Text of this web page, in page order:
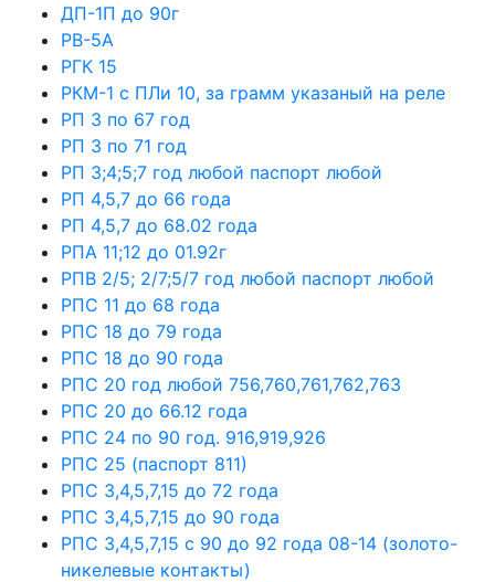
ДП-1П до 90г
РВ-5А
РГК 15
РКМ-1 с ПЛи 10, за грамм указаный на реле
РП 3 по 67 год
РП 3 по 71 год
РП 3;4;5;7 год любой паспорт любой
РП 4,5,7 до 66 года
РП 4,5,7 до 68.02 года
РПА 11;12 до 01.92г
РПВ 2/5; 2/7;5/7 год любой паспорт любой
РПС 11 до 68 года
РПС 18 до 79 года
РПС 18 до 90 года
РПС 20 год любой 756,760,761,762,763
РПС 20 до 66.12 года
РПС 24 по 90 год. 916,919,926
РПС 25 (паспорт 811)
РПС 3,4,5,7,15 до 72 года
РПС 3,4,5,7,15 до 90 года
РПС 3,4,5,7,15 с 90 до 92 года 08-14 (золото-
никелевые контакты)